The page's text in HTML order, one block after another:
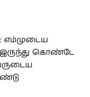
எம்முடைய
கொண்டே